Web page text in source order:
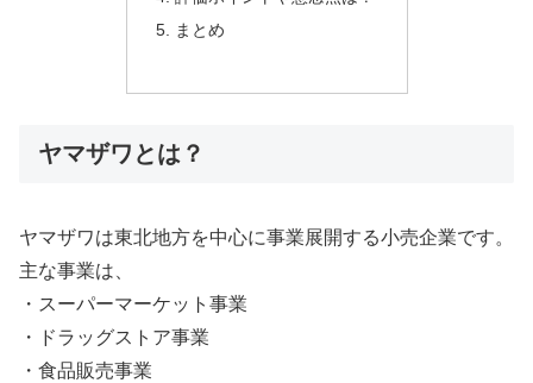
まとめ
ヤマザワとは？
ヤマザワは東北地方を中心に事業展開する小売企業です。
主な事業は、
・スーパーマーケット事業
・ドラッグストア事業
・食品販売事業